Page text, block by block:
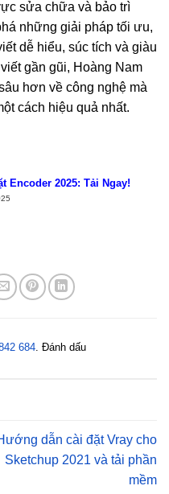
sửa chữa và bảo trì
những giải pháp tối ưu,
dễ hiểu, súc tích và giàu
gần gũi, Hoàng Nam
hơn về công nghệ mà
cách hiệu quả nhất.
Encoder 2025: Tải Ngay!
684. Đánh dấu
dẫn cài đặt Vray cho
Sketchup 2021 và tải phần
mềm